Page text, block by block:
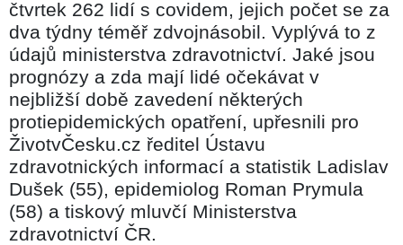
čtvrtek 262 lidí s covidem, jejich počet se za
dva týdny téměř zdvojnásobil. Vyplývá to z
údajů ministerstva zdravotnictví. Jaké jsou
prognózy a zda mají lidé očekávat v
nejbližší době zavedení některých
protiepidemických opatření, upřesnili pro
ŽivotvČesku.cz ředitel Ústavu
zdravotnických informací a statistik Ladislav
Dušek (55), epidemiolog Roman Prymula
(58) a tiskový mluvčí Ministerstva
zdravotnictví ČR.